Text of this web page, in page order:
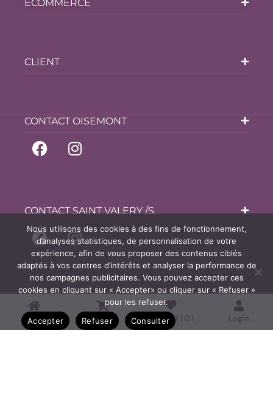
ECOMMERCE
CLIENT
CONTACT OISEMONT
CONTACT SAINT VALERY /S.
Copyright © 2026 Bijouterie
Home Shop Wishlist ( 0 ) Login
Nous utilisons des cookies à des fins de fonctionnement,
d’analyses statistiques, de personnalisation de votre
expérience, afin de vous proposer des contenus ciblés
adaptés à vos centres d’intérêts et analyser la performance de
nos campagnes publicitaires. Vous pouvez accepter ces
cookies en cliquant sur « Accepter» ou cliquer sur « Refuser »
pour les refuser.
Accepter
Refuser Consulter